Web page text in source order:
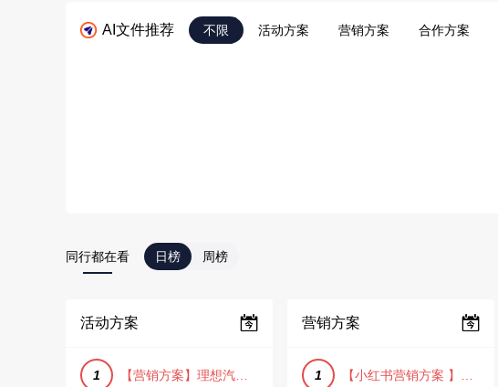
AI文件推荐 不限 活动方案 营销方案 合作方案
同行都在看 日榜 周榜
活动方案
1 【营销方案】理想汽车车主露营户外旅行保客活动策划方案
营销方案
1 【小红书营销方案 】2025小红书节日大促节点大促IP营销方案